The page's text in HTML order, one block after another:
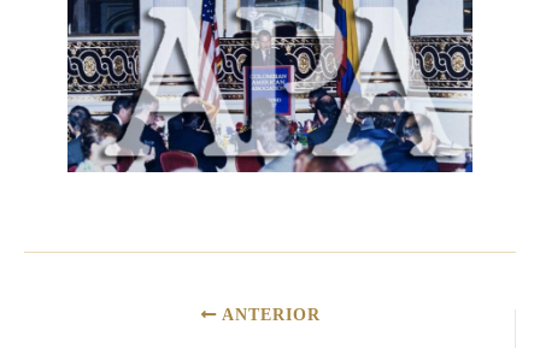
ANTERIOR